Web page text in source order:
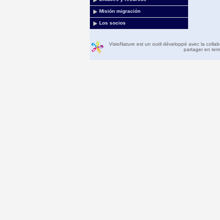
Misión migración
Los socios
VisioNature est un outil développé avec la
partager en